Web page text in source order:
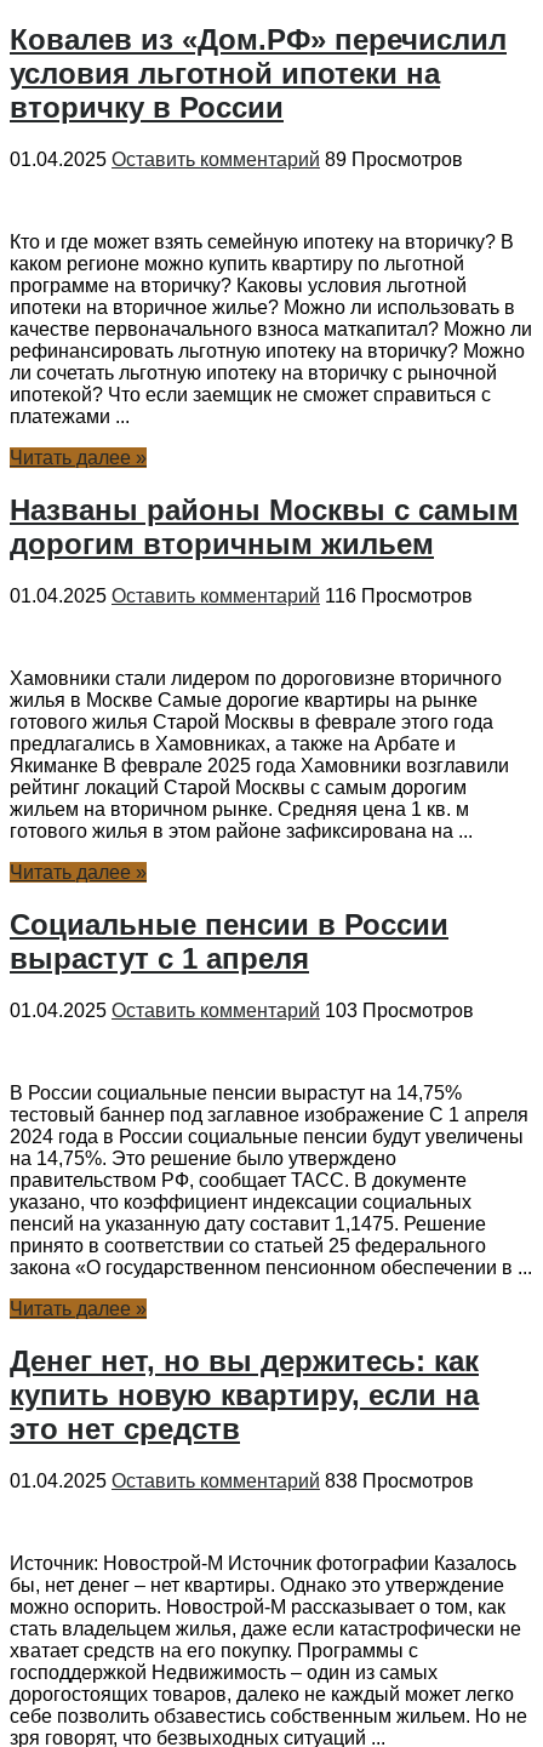
Ковалев из «Дом.РФ» перечислил
условия льготной ипотеки на
вторичку в России
01.04.2025 Оставить комментарий 89 Просмотров
Кто и где может взять семейную ипотеку на вторичку? В
каком регионе можно купить квартиру по льготной
программе на вторичку? Каковы условия льготной
ипотеки на вторичное жилье? Можно ли использовать в
качестве первоначального взноса маткапитал? Можно ли
рефинансировать льготную ипотеку на вторичку? Можно
ли сочетать льготную ипотеку на вторичку с рыночной
ипотекой? Что если заемщик не сможет справиться с
платежами ...
Читать далее »
Названы районы Москвы с самым
дорогим вторичным жильем
01.04.2025 Оставить комментарий 116 Просмотров
Хамовники стали лидером по дороговизне вторичного
жилья в Москве Самые дорогие квартиры на рынке
готового жилья Старой Москвы в феврале этого года
предлагались в Хамовниках, а также на Арбате и
Якиманке В феврале 2025 года Хамовники возглавили
рейтинг локаций Старой Москвы с самым дорогим
жильем на вторичном рынке. Средняя цена 1 кв. м
готового жилья в этом районе зафиксирована на ...
Читать далее »
Социальные пенсии в России
вырастут с 1 апреля
01.04.2025 Оставить комментарий 103 Просмотров
В России социальные пенсии вырастут на 14,75%
тестовый баннер под заглавное изображение С 1 апреля
2024 года в России социальные пенсии будут увеличены
на 14,75%. Это решение было утверждено
правительством РФ, сообщает ТАСС. В документе
указано, что коэффициент индексации социальных
пенсий на указанную дату составит 1,1475. Решение
принято в соответствии со статьей 25 федерального
закона «О государственном пенсионном обеспечении в ...
Читать далее »
Денег нет, но вы держитесь: как
купить новую квартиру, если на
это нет средств
01.04.2025 Оставить комментарий 838 Просмотров
Источник: Новострой-М Источник фотографии Казалось
бы, нет денег – нет квартиры. Однако это утверждение
можно оспорить. Новострой-М рассказывает о том, как
стать владельцем жилья, даже если катастрофически не
хватает средств на его покупку. Программы с
господдержкой Недвижимость – один из самых
дорогостоящих товаров, далеко не каждый может легко
себе позволить обзавестись собственным жильем. Но не
зря говорят, что безвыходных ситуаций ...